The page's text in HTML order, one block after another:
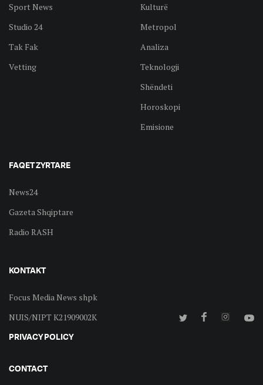
Sport News
Studio 24
Tak Fak
Vetting
Kulturë
Metropol
Analiza
Teknologji
Shëndeti
Horoskopi
Emisione
FAQET ZYRTARE
News24
Gazeta Shqiptare
Radio RASH
KONTAKT
Focus Media News shpk
NUIS/NIPT K21909002K
PRIVACY POLICY
CONTACT